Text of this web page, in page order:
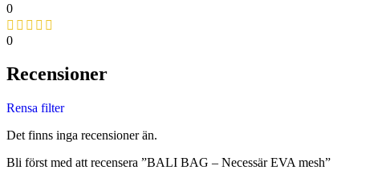
0
0
Recensioner
Rensa filter
Det finns inga recensioner än.
Bli först med att recensera ”BALI BAG – Necessär EVA mesh”